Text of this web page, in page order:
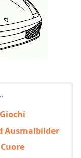
Ausmalbilder